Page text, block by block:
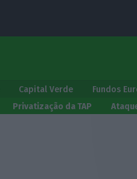
Capital Verde Fundos
Privatização da TAP